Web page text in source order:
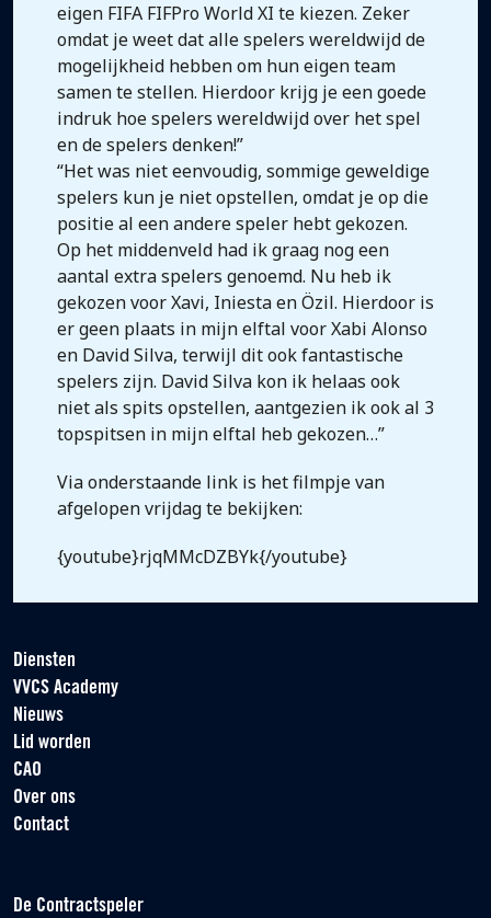
eigen FIFA FIFPro World XI te kiezen. Zeker
omdat je weet dat alle spelers wereldwijd de
mogelijkheid hebben om hun eigen team
samen te stellen. Hierdoor krijg je een goede
indruk hoe spelers wereldwijd over het spel
en de spelers denken!”
“Het was niet eenvoudig, sommige geweldige
spelers kun je niet opstellen, omdat je op die
positie al een andere speler hebt gekozen.
Op het middenveld had ik graag nog een
aantal extra spelers genoemd. Nu heb ik
gekozen voor Xavi, Iniesta en Özil. Hierdoor is
er geen plaats in mijn elftal voor Xabi Alonso
en David Silva, terwijl dit ook fantastische
spelers zijn. David Silva kon ik helaas ook
niet als spits opstellen, aantgezien ik ook al 3
topspitsen in mijn elftal heb gekozen…”
Via onderstaande link is het filmpje van
afgelopen vrijdag te bekijken:
{youtube}rjqMMcDZBYk{/youtube}
Diensten
VVCS Academy
Nieuws
Lid worden
CAO
Over ons
Contact
De Contractspeler